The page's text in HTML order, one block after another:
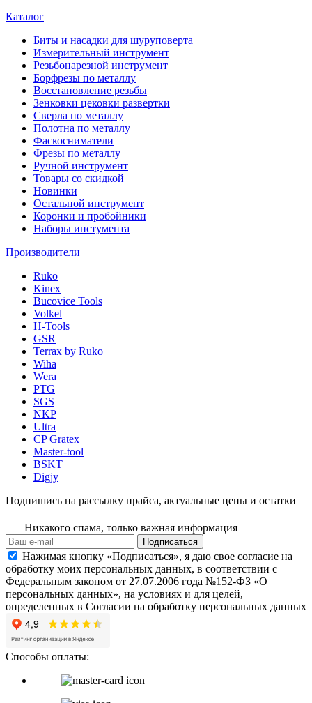
Каталог
Биты и насадки для шуруповерта
Измерительный инструмент
Резьбонарезной инструмент
Борфрезы по металлу
Восстановление резьбы
Зенковки цековки развертки
Сверла по металлу
Полотна по металлу
Фаскосниматели
Фрезы по металлу
Ручной инструмент
Товары со скидкой
Новинки
Остальной инструмент
Коронки и пробойники
Наборы инстумента
Производители
Ruko
Kinex
Bucovice Tools
Volkel
H-Tools
GSR
Terrax by Ruko
Wiha
Wera
PTG
SGS
NKP
Ultra
CP Gratex
Master-tool
BSKT
Digjy
Подпишись на рассылку прайса, актуальные цены и остатки
Никакого спама, только важная информация
Подписаться
Нажимая кнопку «Подписаться», я даю свое согласие на
обработку моих персональных данных, в соответствии с
Федеральным законом от 27.07.2006 года №152-ФЗ «О
персональных данных», на условиях и для целей,
определенных в Согласии на обработку персональных данных
Способы оплаты: